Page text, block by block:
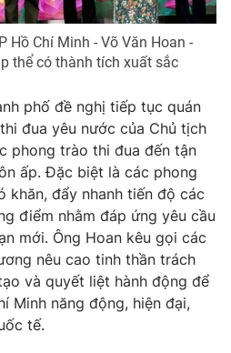
Hồ Chí Minh - Võ Văn Hoan -
thể có thành tích xuất sắc
phố đề nghị tiếp tục quán
đua yêu nước của Chủ tịch
phong trào thi đua đến tận
ấp. Đặc biệt là các phong
khăn, đẩy nhanh tiến độ các
điểm nhằm đáp ứng yêu cầu
mới. Ông Hoan kêu gọi các
nêu cao tinh thần trách
và quyết liệt hành động để
Minh năng động, hiện đại,
tế.